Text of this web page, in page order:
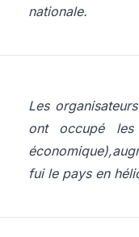
nationale.
Les
ont occupé les
fui le pays en